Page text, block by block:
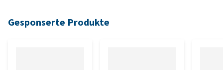
Gesponserte Produkte